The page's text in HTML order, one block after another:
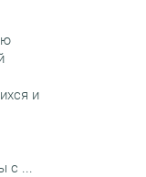
и
с ...